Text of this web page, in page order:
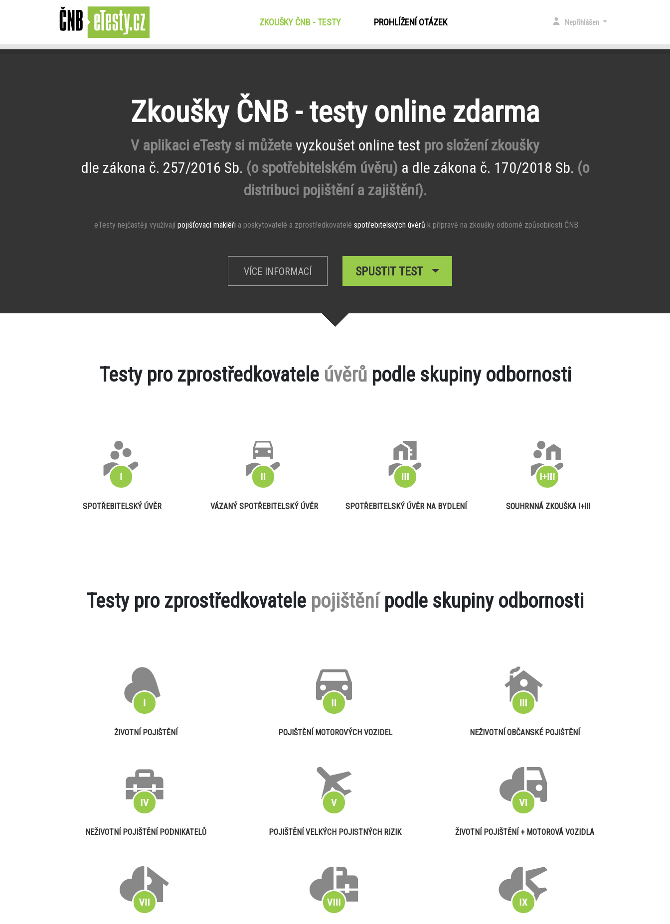
ZKOUŠKY ČNB - TESTY (CURRENT)PROHLÍŽENÍ OTÁZEK Nepřihlášen
Zkoušky ČNB - testy online zdarma
V aplikaci eTesty si můžete vyzkoušet online test pro složení zkoušky
dle zákona č. 257/2016 Sb. (o spotřebitelském úvěru) a dle zákona č. 170/2018 Sb. (o
distribuci pojištění a zajištění).
eTesty nejčastěji využívajípojišťovací makléři a poskytovatelé a zprostředkovatelé spotřebitelských úvěrů k přípravě na zkoušky odborné způsobilosti ČNB.
VÍCE INFORMACÍ SPUSTIT TEST
Testy pro zprostředkovatele úvěrůpodle skupiny odbornosti
SPOTŘEBITELSKÝ ÚVĚR VÁZANÝ SPOTŘEBITELSKÝ ÚVĚR SPOTŘEBITELSKÝ ÚVĚR NA BYDLENÍ SOUHRNNÁ ZKOUŠKA I+III
Testy pro zprostředkovatele pojištěnípodle skupiny odbornosti
ŽIVOTNÍ POJIŠTĚNÍ POJIŠTĚNÍ MOTOROVÝCH VOZIDEL NEŽIVOTNÍ OBČANSKÉ POJIŠTĚNÍ
NEŽIVOTNÍ POJIŠTĚNÍ PODNIKATELŮ POJIŠTĚNÍ VELKÝCH POJISTNÝCH RIZIK ŽIVOTNÍ POJIŠTĚNÍ + MOTOROVÁ VOZIDLA